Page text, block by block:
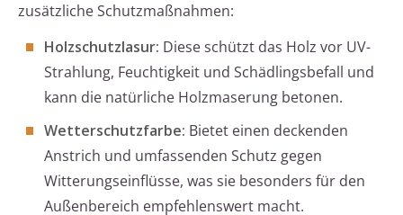
zusätzliche Schutzmaßnahmen:
Holzschutzlasur: Diese schützt das Holz vor UV-
Strahlung, Feuchtigkeit und Schädlingsbefall und
kann die natürliche Holzmaserung betonen.
Wetterschutzfarbe: Bietet einen deckenden
Anstrich und umfassenden Schutz gegen
Witterungseinflüsse, was sie besonders für den
Außenbereich empfehlenswert macht.